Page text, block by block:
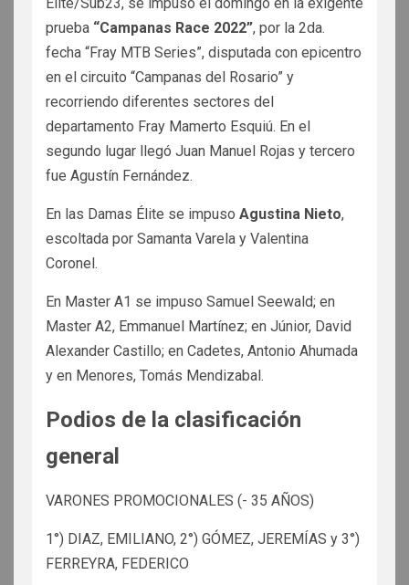
Élite/Sub23, se impuso el domingo en la exigente
prueba “Campanas Race 2022”, por la 2da.
fecha “Fray MTB Series”, disputada con epicentro
en el circuito “Campanas del Rosario” y
recorriendo diferentes sectores del
departamento Fray Mamerto Esquiú. En el
segundo lugar llegó Juan Manuel Rojas y tercero
fue Agustín Fernández.
En las Damas Élite se impuso Agustina Nieto,
escoltada por Samanta Varela y Valentina
Coronel.
En Master A1 se impuso Samuel Seewald; en
Master A2, Emmanuel Martínez; en Júnior, David
Alexander Castillo; en Cadetes, Antonio Ahumada
y en Menores, Tomás Mendizabal.
Podios de la clasificación
general
VARONES PROMOCIONALES (- 35 AÑOS)
1°) DIAZ, EMILIANO, 2°) GÓMEZ, JEREMÍAS y 3°)
FERREYRA, FEDERICO